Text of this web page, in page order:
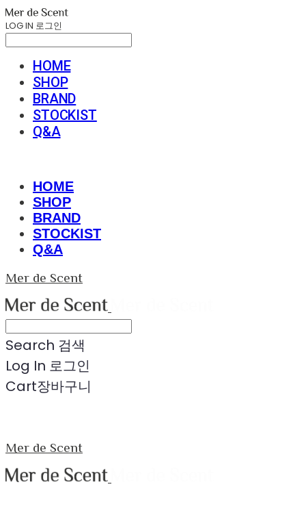
LOG IN 로그인
HOME
SHOP
BRAND
STOCKIST
Q&A
HOME
SHOP
BRAND
STOCKIST
Q&A
Mer de Scent
Search 검색
Log In 로그인
Cart장바구니
Mer de Scent